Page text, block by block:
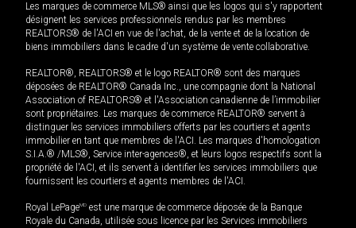
Les marques de commerce MLS® ainsi que les logos qui s'y rapportent
désignent les services professionnels rendus par les membres
REALTORS® de l'ACI en vue de l'achat, de la vente et de la location de
biens immobiliers dans le cadre d'un système de vente collaborative.
REALTOR®, REALTORS® et le logo REALTOR® sont des marques
déposées de REALTOR® Canada Inc., une compagnie dont la National
Association of REALTORS® et l'Association canadienne de l’immobilier
sont propriétaires. Les marques de commerce REALTOR® servent à
distinguer les services immobiliers offerts par les courtiers et agents
immobilier en tant que membres de l'ACI. Les marques d'homologation
S.I.A.® /MLS®, Service inter-agences®, et leurs logos respectifs sont la
propriété de l'ACI, et ils servent à identifier les services immobiliers que
fournissent les courtiers et agents membres de l'ACI.
Royal LePageMD est une marque de commerce déposée de la Banque
Royale du Canada, utilisée sous licence par les Services immobiliers